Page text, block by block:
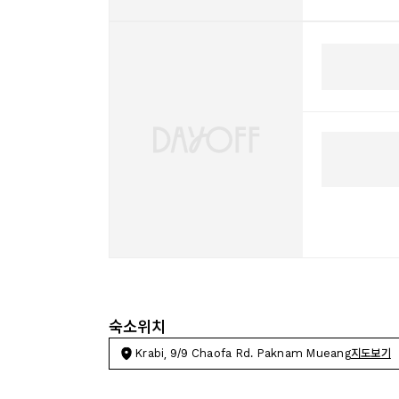
숙소위치
Krabi, 9/9 Chaofa Rd. Paknam Mueang지도보기